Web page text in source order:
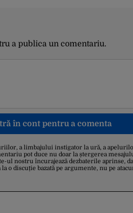
a publica un comentariu.
în cont pentru a comenta
a limbajului instigator la ură, a
pot duce nu doar la ștergerea
ul nostru încurajează dezbaterile aprinse,
o discuție bazată pe argumente, nu pe